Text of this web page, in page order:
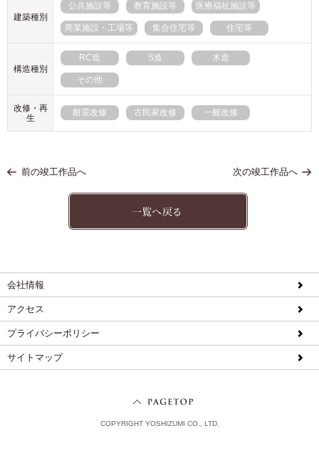
建築種別
公共施設等 教育施設等 医療福祉施設等
商業施設・工場等 集合住宅等 住宅等
構造種別
RC造 S造 木造
その他
改修・再
生
耐震改修 古民家改修 一般改修
前の竣工作品へ 次の竣工作品へ
会社情報
アクセス
プライバシーポリシー
サイトマップ
COPYRIGHT YOSHIZUMI CO., LTD.